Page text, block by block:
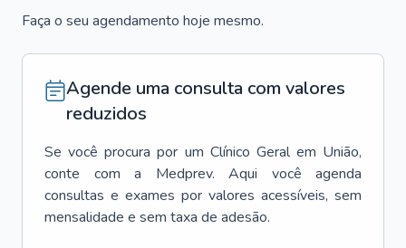
Faça o seu agendamento hoje mesmo.
Agende uma consulta com valores
reduzidos
Se você procura por um Clínico Geral em União,
conte com a Medprev. Aqui você agenda
consultas e exames por valores acessíveis, sem
mensalidade e sem taxa de adesão.